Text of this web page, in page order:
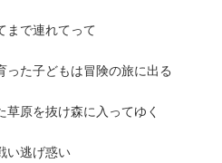
まで連れてって
った子どもは冒険の旅に出る
草原を抜け森に入ってゆく
い逃げ惑い